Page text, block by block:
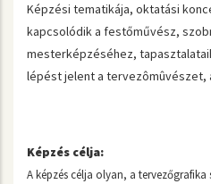
Képzési tematikája, oktatási
kapcsolódik a festőművész,
mesterképzéséhez,
lépést jelent a tervezômûvészet,
Képzés célja:
A képzés célja olyan, a